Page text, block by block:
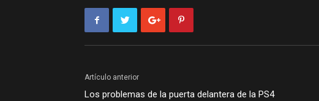
Artículo anterior
Los problemas de la puerta delantera de la PS4